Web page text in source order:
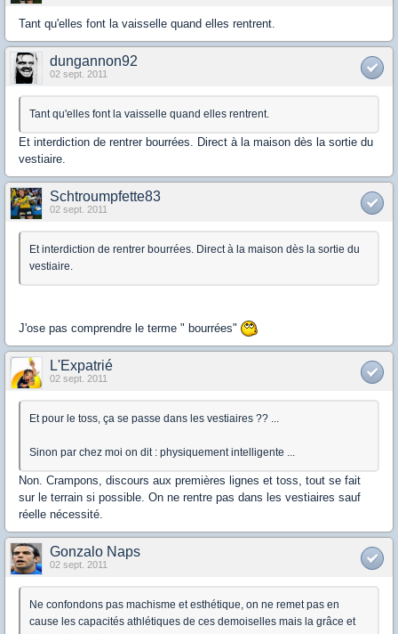
Tant qu'elles font la vaisselle quand elles rentrent.
dungannon92
02 sept. 2011
Tant qu'elles font la vaisselle quand elles rentrent.
Et interdiction de rentrer bourrées. Direct à la maison dès la sortie du
vestiaire.
Schtroumpfette83
02 sept. 2011
Et interdiction de rentrer bourrées. Direct à la maison dès la sortie du
vestiaire.
J'ose pas comprendre le terme " bourrées"
L'Expatrié
02 sept. 2011
Et pour le toss, ça se passe dans les vestiaires ?? ...
Sinon par chez moi on dit : physiquement intelligente ...
Non. Crampons, discours aux premières lignes et toss, tout se fait
sur le terrain si possible. On ne rentre pas dans les vestiaires sauf
réelle nécessité.
Gonzalo Naps
02 sept. 2011
Ne confondons pas machisme et esthétique, on ne remet pas en
cause les capacités athlétiques de ces demoiselles mais la grâce et